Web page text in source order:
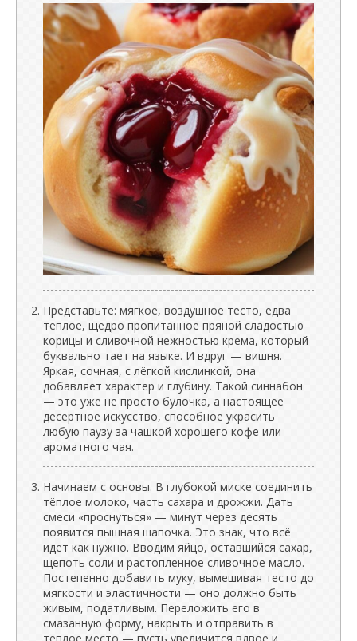
Представьте: мягкое, воздушное тесто, едва
тёплое, щедро пропитанное пряной сладостью
корицы и сливочной нежностью крема, который
буквально тает на языке. И вдруг — вишня.
Яркая, сочная, с лёгкой кислинкой, она
добавляет характер и глубину. Такой синнабон
— это уже не просто булочка, а настоящее
десертное искусство, способное украсить
любую паузу за чашкой хорошего кофе или
ароматного чая.
Начинаем с основы. В глубокой миске соединить
тёплое молоко, часть сахара и дрожжи. Дать
смеси «проснуться» — минут через десять
появится пышная шапочка. Это знак, что всё
идёт как нужно. Вводим яйцо, оставшийся сахар,
щепоть соли и растопленное сливочное масло.
Постепенно добавить муку, вымешивая тесто до
мягкости и эластичности — оно должно быть
живым, податливым. Переложить его в
смазанную форму, накрыть и отправить в